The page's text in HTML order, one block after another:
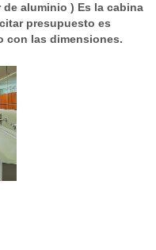
de aluminio ) Es la cabina
presupuesto es
con las dimensiones.